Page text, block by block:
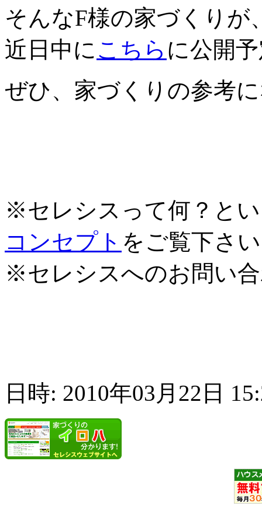
そんなF様の家づくりが
近日中に こちら に公開
ぜひ、家づくりの参考
※セレシスって何？と
コンセプト をご覧下さ
※セレシスへのお問い
日時: 2010年03月22日